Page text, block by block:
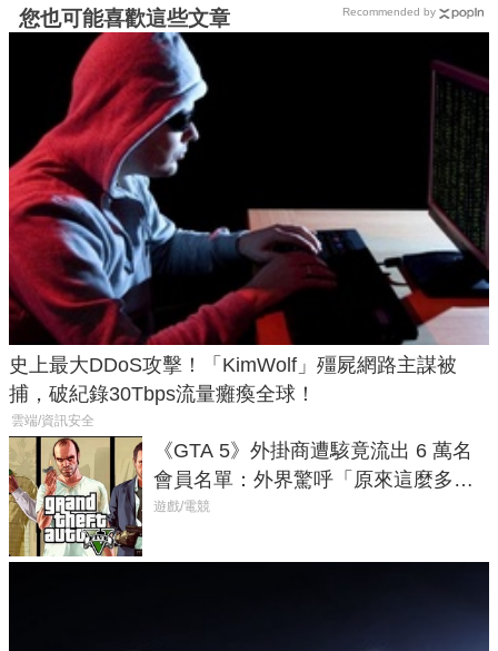
您也可能喜歡這些文章
史上最大DDoS攻擊！「KimWolf」殭屍網路主謀被
捕，破紀錄30Tbps流量癱瘓全球！
雲端/資訊安全
《GTA 5》外掛商遭駭竟流出 6 萬名
會員名單：外界驚呼「原來這麼多人
在開掛！」
遊戲/電競
Recommended by